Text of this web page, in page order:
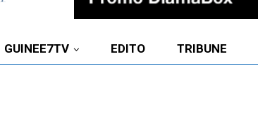
GUINEE7TV EDITO TRIBUNE